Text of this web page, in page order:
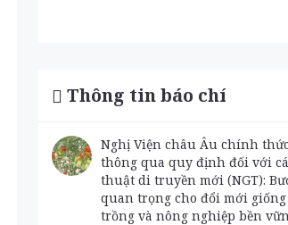
Thông tin báo chí
Nghị Viện châu Âu chính
thông qua quy định đối với
thuật di truyền mới (NGT):
quan trọng cho đổi mới giống
trồng và nông nghiệp bền